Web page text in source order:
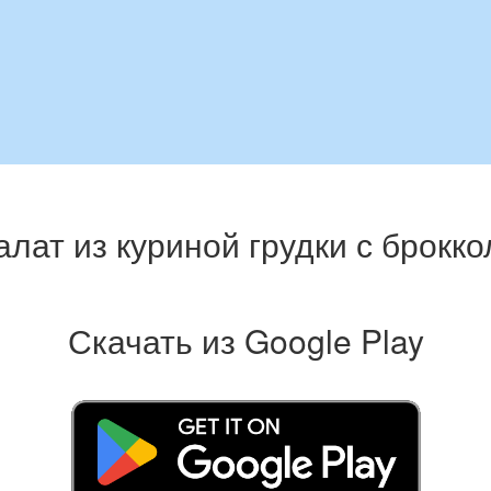
из куриной грудки с
Скачать из Google Play